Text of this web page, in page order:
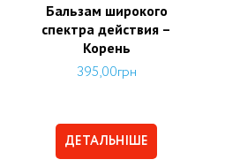
Бальзам широкого
спектра действия –
Корень
395,00грн
ДЕТАЛЬНІШЕ